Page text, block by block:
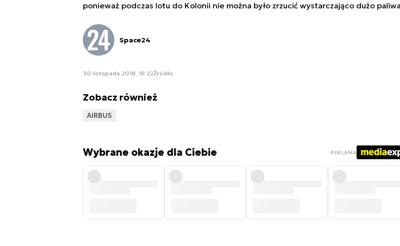
ponieważ podczas lotu do Kolonii nie można było zrzucić wystarczająco dużo
Space24
30 listopada 2018, 16:22Źródło:
Zobacz również
AIRBUS
Wybrane okazje dla Ciebie REKLAMA